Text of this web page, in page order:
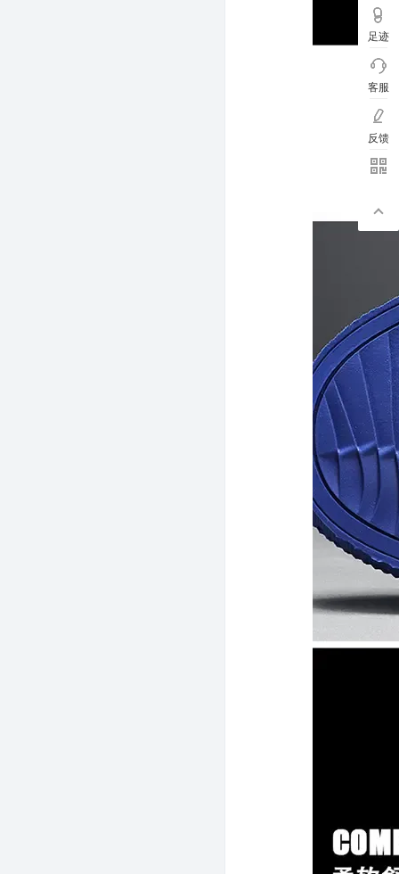
足迹
客服
反馈